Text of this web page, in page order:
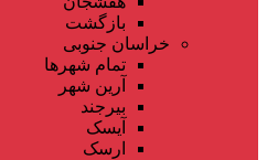
بازگشت
خراسان جنوبی
تمام شهر‌ها
آرین شهر
بیرجند
آیسک
ارسک